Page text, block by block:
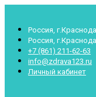
Россия,
Россия,
+7 (861) 211-62-63
info@zdrava123.ru
Личный кабинет